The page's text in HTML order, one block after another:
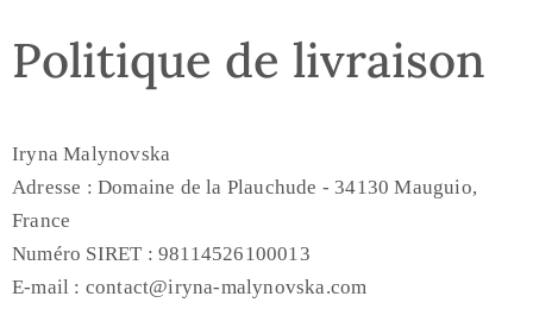
Politique de livraison
Iryna Malynovska
Adresse : Domaine de la Plauchude - 34130 Mauguio,
France
Numéro SIRET : 98114526100013
E-mail : contact@iryna-malynovska.com